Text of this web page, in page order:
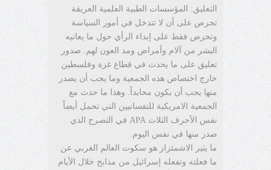
التعليق: المؤسسات الطبية العلمية العريقة
تحرص على أن لا تتدخل في أمور السياسة
وتحرص فقط على إبداء الرأي حول ما يعانيه
البشر من آلام وأمراض ومد العون لهم. صدور
تعليق على ما يحدث في قطاع غزة وفلسطين
خارج اختصاص هذه الجمعية وما يجب أن يصدر
منها يجب أن يكون محايداً. وهذا ما حدث مع
الجمعية الامريكية للنفسانيين التي تحمل أيضاً
نفس الأحرف الثلاث APA في التصرح الذي
صدر منها في نفس اليوم.
ما يثير الاشمئزاز هو سكوت العالم الغربي عن
ما فعلته وتفعله إسرائيل من مذابح خلال الأيام